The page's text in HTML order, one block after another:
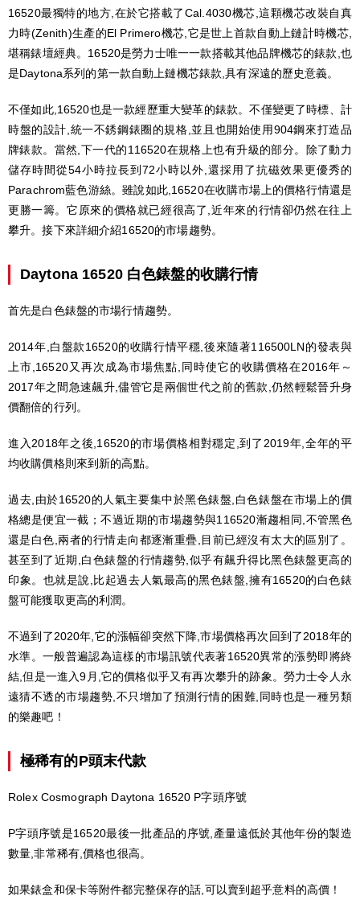
16520最獨特的地方,在於它搭載了Cal.4030機芯,這顆機芯改裝自真
力時(Zenith)生產的El Primero機芯,它是世上首款自動上鏈計時機芯,
堪稱錶壇經典。16520是勞力士唯一一款搭載其他品牌機芯的錶款,也
是Daytona系列的第一款自動上鏈機芯錶款,具有深遠的歷史意義。
不僅如此,16520也是一款經歷重大變革的錶款。不僅變更了時標、計
時盤的設計,統一不銹鋼錶圈的規格,並且也開始使用904鋼來打造品
牌錶款。當然,下一代的116520在規格上也有升級的部分。除了動力
儲存時間從54小時拉長到72小時以外,還採用了抗磁效果更優秀的
Parachrom藍色游絲。雖說如此,16520在收購市場上的價格行情還是
更勝一籌。它原來的價格就已經很高了,近年來的行情卻仍然在往上
攀升。接下來詳細介紹16520的市場趨勢。
Daytona 16520 白色錶盤的收購行情
首先是白色錶盤的市場行情趨勢。
2014年,白盤款16520的收購行情平穩,後來隨著116500LN的發表與
上市,16520又再次成為市場焦點,同時使它的收購價格在2016年～
2017年之間急速飆升,儘管它是兩個世代之前的舊款,仍然輕鬆晉升身
價翻倍的行列。
進入2018年之後,16520的市場價格相對穩定,到了2019年,全年的平
均收購價格則來到新的高點。
過去,由於16520的人氣主要集中於黑色錶盤,白色錶盤在市場上的價
格總是便宜一截；不過近期的市場趨勢與116520漸趨相同,不管黑色
還是白色,兩者的行情走向都逐漸重疊,目前已經沒有太大的區別了。
甚至到了近期,白色錶盤的行情趨勢,似乎有飆升得比黑色錶盤更高的
印象。也就是說,比起過去人氣最高的黑色錶盤,擁有16520的白色錶
盤可能獲取更高的利潤。
不過到了2020年,它的漲幅卻突然下降,市場價格再次回到了2018年的
水準。一般普遍認為這樣的市場訊號代表著16520異常的漲勢即將終
結,但是一進入9月,它的價格似乎又有再次攀升的跡象。勞力士令人永
遠猜不透的市場趨勢,不只增加了預測行情的困難,同時也是一種另類
的樂趣吧！
極稀有的P頭末代款
Rolex Cosmograph Daytona 16520 P字頭序號
P字頭序號是16520最後一批產品的序號,產量遠低於其他年份的製造
數量,非常稀有,價格也很高。
如果錶盒和保卡等附件都完整保存的話,可以賣到超乎意料的高價！